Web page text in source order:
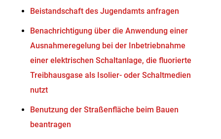
Beistandschaft des Jugendamts anfragen
Benachrichtigung über die Anwendung einer
Ausnahmeregelung bei der Inbetriebnahme
einer elektrischen Schaltanlage, die fluorierte
Treibhausgase als Isolier- oder Schaltmedien
nutzt
Benutzung der Straßenfläche beim Bauen
beantragen